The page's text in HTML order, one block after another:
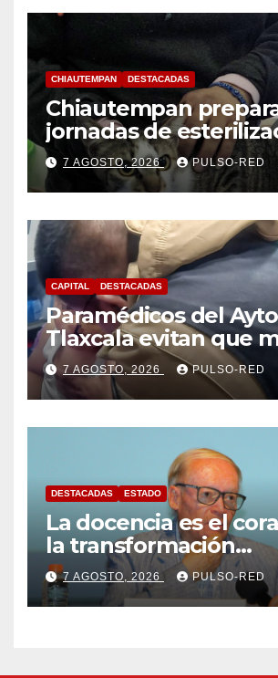
CHIAUTEMPAN DESTACADAS
Chiautempan
jornadas de
para perros y gatos
7 AGOSTO, 2026 PULSO-RED
CAPITAL DESTACADAS
Paramédicos del
Tlaxcala evitan que
sufra complicaciones
hipotermia tras caer
cisterna
7 AGOSTO, 2026 PULSO-RED
DESTACADAS ESTADO
La docencia es el
la transformación
universitaria: Rector
UATx
7 AGOSTO, 2026 PULSO-RED